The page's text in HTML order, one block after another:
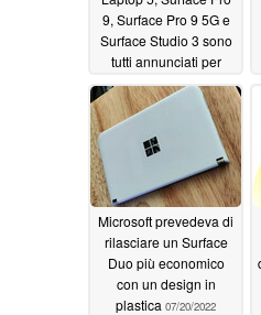
9, Surface Pro 9 5G e
Surface Studio 3 sono
tutti annunciati per
l'evento autunnale
dedicato all'hardware
Microsoft prevedeva di
rilasciare un Surface
Duo più economico
con un design in
plastica 07/20/2022